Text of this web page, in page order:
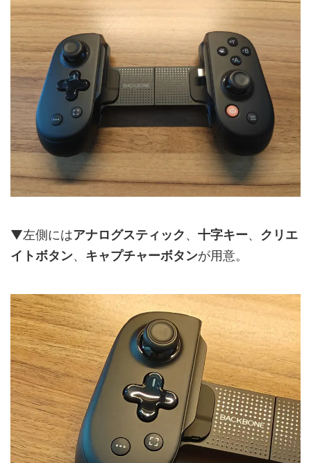
▼左側にはアナログスティック、 十字キー、 クリエ
イトボタン、 キャプチャーボタンが用意。